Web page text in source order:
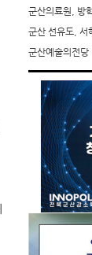
군산의료원, 방
군산 선유도, 서
군산예술의전